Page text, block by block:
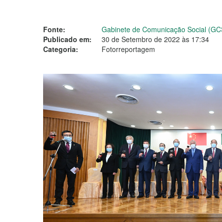
Fonte:
Gabinete de Comunicação Social
Publicado em:
30 de Setembro de 2022 às 17:34
Categoria:
Fotorreportagem